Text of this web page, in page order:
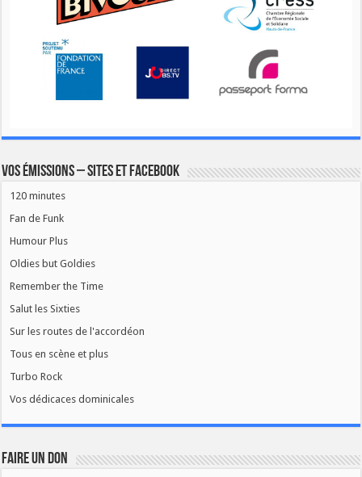
Vos émissions – Sites et Facebook
120 minutes
Fan de Funk
Humour Plus
Oldies but Goldies
Remember the Time
Salut les Sixties
Sur les routes de l'accordéon
Tous en scène et plus
Turbo Rock
Vos dédicaces dominicales
FAIRE UN DON